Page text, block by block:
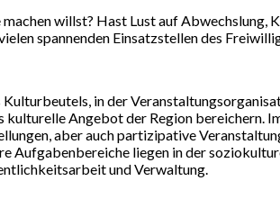
machen willst? Hast Lust auf
spannenden Einsatzstellen des
in der
Angebot der Region bereichern.
aber auch partizipative
Aufgabenbereiche liegen in der
und Verwaltung.